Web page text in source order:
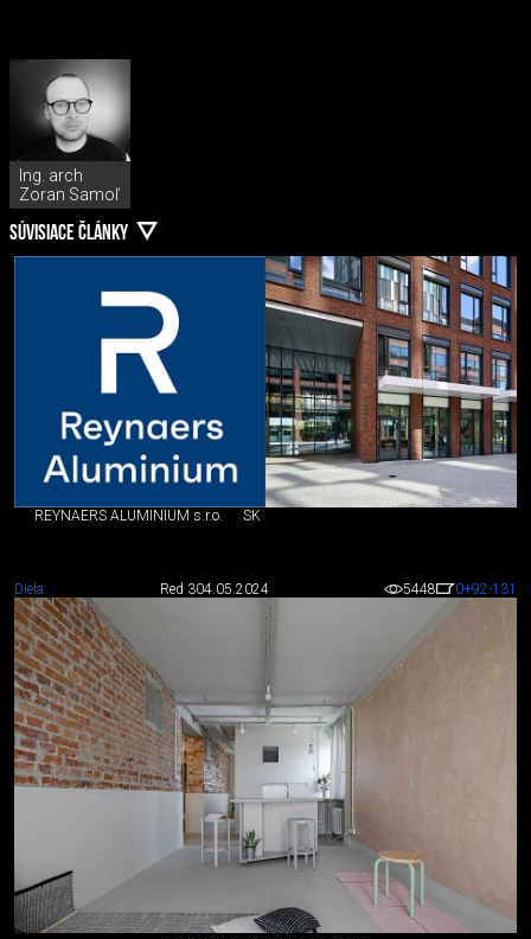
Ing. arch
Zoran Samoľ
SÚVISIACE ČLÁNKY
REYNAERS ALUMINIUM s.r.o. SK
Diela Red 304.05.2024 5448 0+92-131